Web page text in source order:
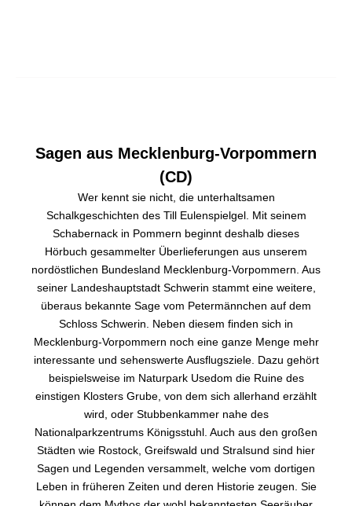
Sagen aus Mecklenburg-Vorpommern
(CD)
Wer kennt sie nicht, die unterhaltsamen
Schalkgeschichten des Till Eulenspielgel. Mit seinem
Schabernack in Pommern beginnt deshalb dieses
Hörbuch gesammelter Überlieferungen aus unserem
nordöstlichen Bundesland Mecklenburg-Vorpommern. Aus
seiner Landeshauptstadt Schwerin stammt eine weitere,
überaus bekannte Sage vom Petermännchen auf dem
Schloss Schwerin. Neben diesem finden sich in
Mecklenburg-Vorpommern noch eine ganze Menge mehr
interessante und sehenswerte Ausflugsziele. Dazu gehört
beispielsweise im Naturpark Usedom die Ruine des
einstigen Klosters Grube, von dem sich allerhand erzählt
wird, oder Stubbenkammer nahe des
Nationalparkzentrums Königsstuhl. Auch aus den großen
Städten wie Rostock, Greifswald und Stralsund sind hier
Sagen und Legenden versammelt, welche vom dortigen
Leben in früheren Zeiten und deren Historie zeugen. Sie